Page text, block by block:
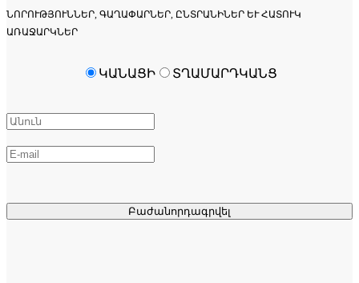
ՆՈՐՈՒԹՅՈՒՆՆԵՐ, ԳԱՂԱՓԱՐՆԵՐ, ԸՆՏՐԱՆԻՆԵՐ ԵՒ ՀԱՏՈՒԿ Ա
ՌԱՋԱՐԿՆԵՐ
Բաժանորդագրվել
ԿԱՆԱՑԻ ՏՂԱՄԱՐԴԿԱՆՑ